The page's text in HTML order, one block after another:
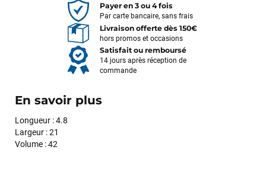
Payer en 3 ou 4 fois
Par carte bancaire, sans frais
Livraison offerte dès 150€
hors promos et occasions
Satisfait ou remboursé
14 jours après réception de
commande
En savoir plus
Longueur : 4.8
Largeur : 21
Volume : 42